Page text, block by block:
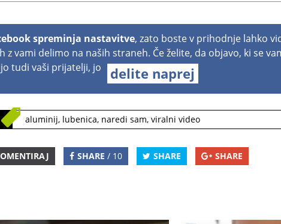
spreminja nastavitve, zato boste v prihodnje lahko
z vami delimo na naših straneh. Če želite, da objavo, ki se
tudi vaši prijatelji, jo
delite naprej
aluminij, lubenica, naredi sam, viralni video
SHARE / 10 SHARE SHARE